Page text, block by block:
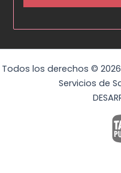
Todos los derechos ©
Servicios de